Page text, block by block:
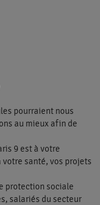
pourraient nous
au mieux afin de
9 est à votre
santé, vos projets
protection sociale
salariés du secteur